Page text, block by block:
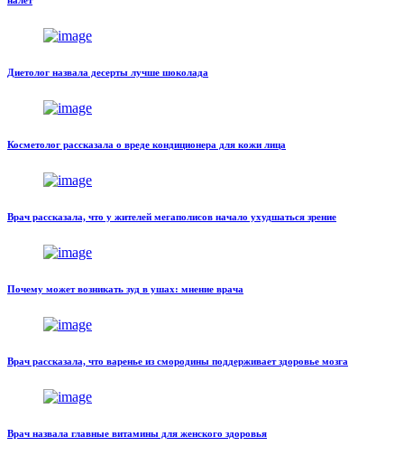
Диетолог назвала десерты лучше шоколада
Косметолог рассказала о вреде кондиционера для кожи лица
Врач рассказала, что у жителей мегаполисов начало ухудшаться зрение
Почему может возникать зуд в ушах: мнение врача
Врач рассказала, что варенье из смородины поддерживает здоровье мозга
Врач назвала главные витамины для женского здоровья